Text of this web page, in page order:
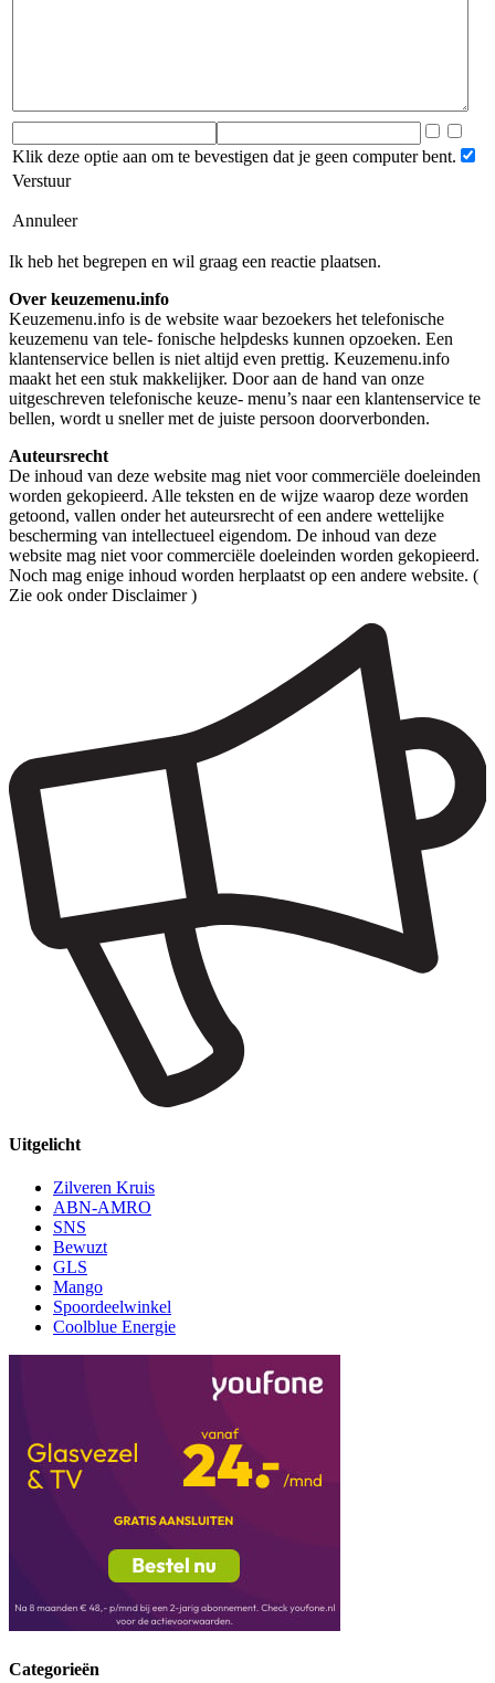
Klik deze optie aan om te bevestigen dat je geen computer bent.
Verstuur
Annuleer
Ik heb het begrepen en wil graag een reactie plaatsen.
Over keuzemenu.info
Keuzemenu.info is de website waar bezoekers het telefonische
keuzemenu van tele- fonische helpdesks kunnen opzoeken. Een
klantenservice bellen is niet altijd even prettig. Keuzemenu.info
maakt het een stuk makkelijker. Door aan de hand van onze
uitgeschreven telefonische keuze- menu’s naar een klantenservice te
bellen, wordt u sneller met de juiste persoon doorverbonden.
Auteursrecht
De inhoud van deze website mag niet voor commerciële doeleinden
worden gekopieerd. Alle teksten en de wijze waarop deze worden
getoond, vallen onder het auteursrecht of een andere wettelijke
bescherming van intellectueel eigendom. De inhoud van deze
website mag niet voor commerciële doeleinden worden gekopieerd.
Noch mag enige inhoud worden herplaatst op een andere website. (
Zie ook onder Disclaimer )
Uitgelicht
Zilveren Kruis
ABN-AMRO
SNS
Bewuzt
GLS
Mango
Spoordeelwinkel
Coolblue Energie
Categorieën